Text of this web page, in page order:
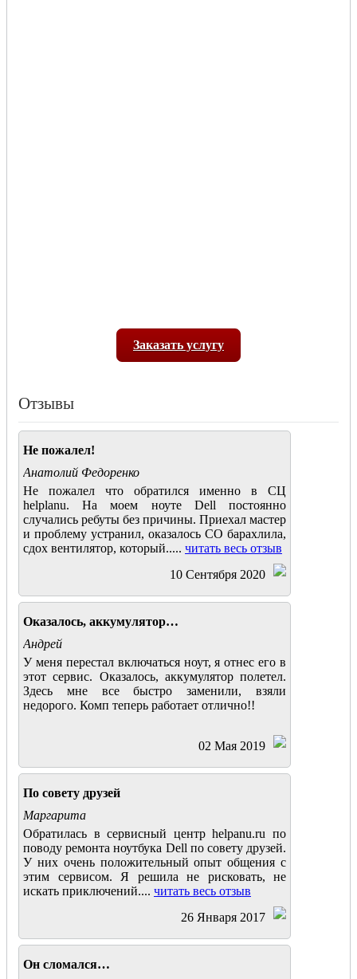
Заказать услугу
Отзывы
Не пожалел!
Анатолий Федоренко
Не пожалел что обратился именно в СЦ
helplanu. На моем ноуте Dell постоянно
случались ребуты без причины. Приехал мастер
и проблему устранил, оказалось СО барахлила,
сдох вентилятор, который..... читать весь отзыв
10 Сентября 2020
Оказалось, аккумулятор…
Андрей
У меня перестал включаться ноут, я отнес его в
этот сервис. Оказалось, аккумулятор полетел.
Здесь мне все быстро заменили, взяли
недорого. Комп теперь работает отлично!!
02 Мая 2019
По совету друзей
Маргарита
Обратилась в сервисный центр helpanu.ru по
поводу ремонта ноутбука Dell по совету друзей.
У них очень положительный опыт общения с
этим сервисом. Я решила не рисковать, не
искать приключений.... читать весь отзыв
26 Января 2017
Он сломался…